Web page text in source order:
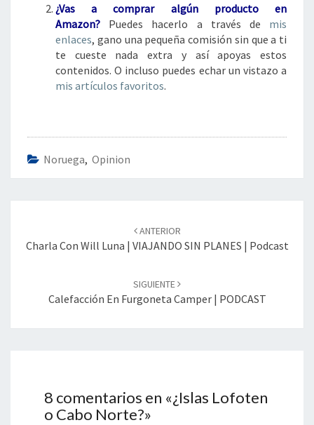
¿Vas a comprar algúnproducto en
Amazon? Puedes hacerlo a través de mis
enlaces, gano una pequeña comisión sin que a ti
te cueste nada extra y así apoyas estos
contenidos. O incluso puedes echar un vistazo a
mis artículos favoritos.
Noruega, Opinion
entradas
ANTERIOR
Charla Con Will Luna | VIAJANDO SIN PLANES | Podcast
SIGUIENTE
Calefacción En Furgoneta Camper | PODCAST
8 comentarios en «¿Islas Lofoten
o Cabo Norte?»